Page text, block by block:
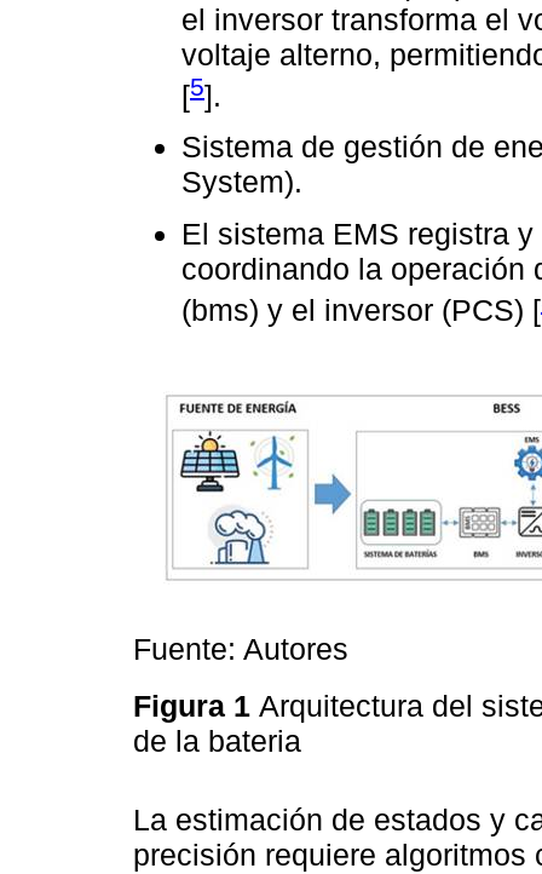
el inversor transforma el
voltaje alterno,
[5].
Sistema de gestión de
System).
El sistema EMS registra
coordinando la operación
(bms) y el inversor (PCS) [
Fuente: Autores
Figura 1 Arquitectura del
de la bateria
La estimación de estados y
precisión requiere